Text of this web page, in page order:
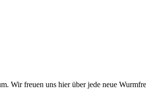
Wir freuen uns hier über jede neue